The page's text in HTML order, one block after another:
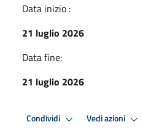
Data inizio :
21 luglio 2026
Data fine:
21 luglio 2026
Condividi Vedi azioni